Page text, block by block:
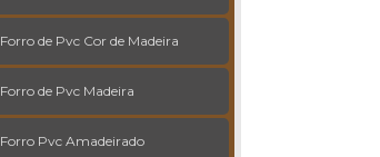
Forro de Pvc Cor de Madeira
Forro de Pvc Madeira
Forro Pvc Amadeirado